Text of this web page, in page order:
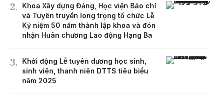
Khoa Xây dựng Đảng, Học viện Báo chí
và Tuyên truyền long trọng tổ chức Lễ
Kỷ niệm 50 năm thành lập khoa và đón
nhận Huân chương Lao động Hạng Ba
Khởi động Lễ tuyên dương học sinh,
sinh viên, thanh niên DTTS tiêu biểu
năm 2025